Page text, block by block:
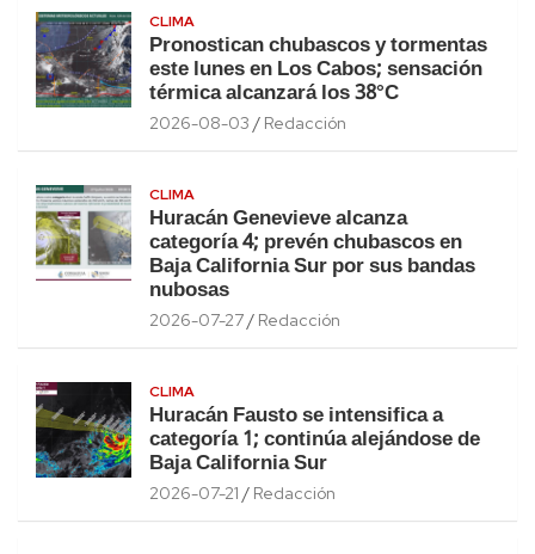
CLIMA
Pronostican chubascos y tormentas
este lunes en Los Cabos; sensación
térmica alcanzará los 38°C
2026-08-03 Redacción
CLIMA
Huracán Genevieve alcanza
categoría 4; prevén chubascos en
Baja California Sur por sus bandas
nubosas
2026-07-27 Redacción
CLIMA
Huracán Fausto se intensifica a
categoría 1; continúa alejándose de
Baja California Sur
2026-07-21 Redacción